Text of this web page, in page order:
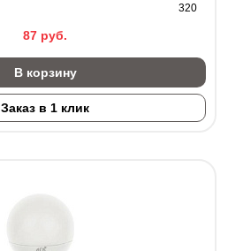
320
87 руб.
В корзину
Заказ в 1 клик